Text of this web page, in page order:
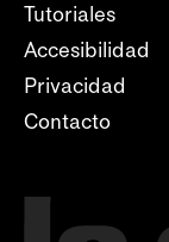
Tutoriales
Accesibilidad
Privacidad
Contacto